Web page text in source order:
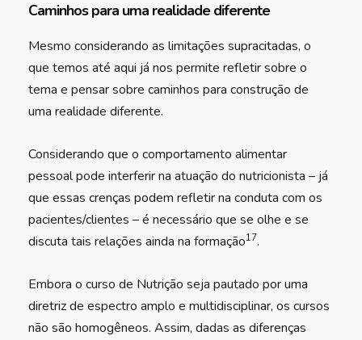
Caminhos para uma realidade diferente
Mesmo considerando as limitações supracitadas, o
que temos até aqui já nos permite refletir sobre o
tema e pensar sobre caminhos para construção de
uma realidade diferente.
Considerando que o comportamento alimentar
pessoal pode interferir na atuação do nutricionista – já
que essas crenças podem refletir na conduta com os
pacientes/clientes – é necessário que se olhe e se
discuta tais relações ainda na formação17.
Embora o curso de Nutrição seja pautado por uma
diretriz de espectro amplo e multidisciplinar, os cursos
não são homogêneos. Assim, dadas as diferenças